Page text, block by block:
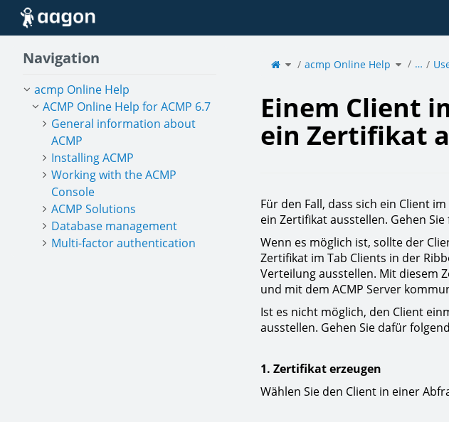
Home
Toggle
the
parent
tree
Zertifikat
ausstellen.
acmp Online Help Toggle
the
hierarchy
tree
…
Einem Client
ein Zertifikat
Für den Fall, dass sich ein Client
ein Zertifikat ausstellen. Gehen
Wenn es möglich ist, sollte der
Zertifikat im Tab Clients in der
Verteilung ausstellen. Mit diesem
und mit dem ACMP Server
Ist es nicht möglich, den Client
ausstellen. Gehen Sie dafür
1. Zertifikat erzeugen
Wählen Sie den Client in einer
Navigation
acmp Online Help
ACMP Online Help for ACMP 6.7
General information about
ACMP
Installing ACMP
Working with the ACMP
Console
ACMP Solutions
Database management
Multi-factor authentication